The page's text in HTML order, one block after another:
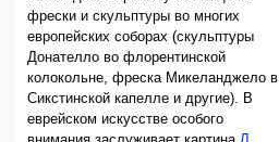
фрески и скульптуры во многих
европейских соборах (скульптуры
Донателло во флорентинской
колокольне, фреска Микеланджело в
Сикстинской капелле и другие). В
еврейском искусстве особого